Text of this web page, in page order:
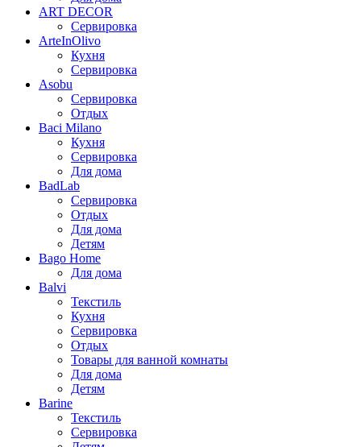
ART DECOR
Сервировка
ArteInOlivo
Кухня
Сервировка
Asobu
Сервировка
Отдых
Baci Milano
Кухня
Сервировка
Для дома
BadLab
Сервировка
Отдых
Для дома
Детям
Bago Home
Для дома
Balvi
Текстиль
Кухня
Сервировка
Отдых
Товары для ванной комнаты
Для дома
Детям
Barine
Текстиль
Сервировка